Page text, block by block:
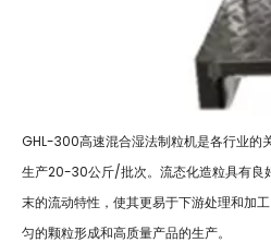
GHL-300高速混合湿法制粒机是各行业的
生产20-30公斤/批次。流态化造粒具有良
末的流动特性，使其更易于下游处理和加
匀的颗粒形成和高质量产品的生产。